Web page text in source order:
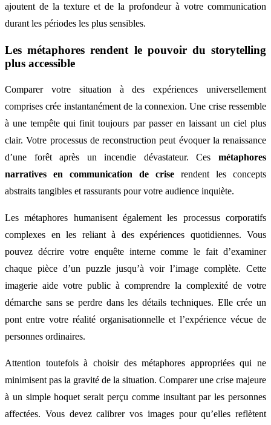
ajoutent de la texture et de la profondeur à votre communication
durant les périodes les plus sensibles.
Les métaphores rendent le pouvoir du storytelling
plus accessible
Comparer votre situation à des expériences universellement
comprises crée instantanément de la connexion. Une crise ressemble
à une tempête qui finit toujours par passer en laissant un ciel plus
clair. Votre processus de reconstruction peut évoquer la renaissance
d’une forêt après un incendie dévastateur. Ces métaphores
narratives en communication de crise rendent les concepts
abstraits tangibles et rassurants pour votre audience inquiète.
Les métaphores humanisent également les processus corporatifs
complexes en les reliant à des expériences quotidiennes. Vous
pouvez décrire votre enquête interne comme le fait d’examiner
chaque pièce d’un puzzle jusqu’à voir l’image complète. Cette
imagerie aide votre public à comprendre la complexité de votre
démarche sans se perdre dans les détails techniques. Elle crée un
pont entre votre réalité organisationnelle et l’expérience vécue de
personnes ordinaires.
Attention toutefois à choisir des métaphores appropriées qui ne
minimisent pas la gravité de la situation. Comparer une crise majeure
à un simple hoquet serait perçu comme insultant par les personnes
affectées. Vous devez calibrer vos images pour qu’elles reflètent